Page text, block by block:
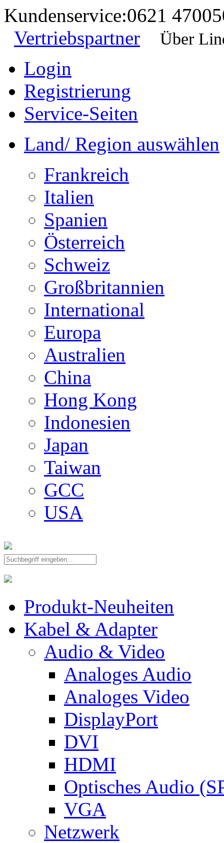
Kundenservice:0621
Vertriebspartner
Über
Login
Registrierung
Service-Seiten
Land/ Region auswählen
Frankreich
Italien
Spanien
Österreich
Schweiz
Großbritannien
International
Europa
Australien
China
Hong Kong
Indonesien
Japan
Taiwan
GCC
USA
Produkt-Neuheiten
Kabel & Adapter
Audio & Video
Analoges Audio
Analoges Video
DisplayPort
DVI
HDMI
Optisches Audio
VGA
Netzwerk